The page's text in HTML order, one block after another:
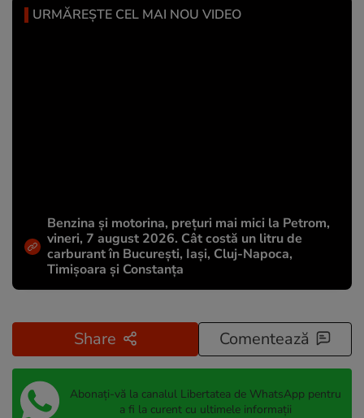
URMĂREȘTE CEL MAI NOU VIDEO
Benzina și motorina, prețuri mai mici la Petrom,
vineri, 7 august 2026. Cât costă un litru de
carburant în București, Iași, Cluj-Napoca,
Timișoara și Constanța
Share Comentează
Abonați-vă la canalul Libertatea de WhatsApp pentru
a fi la curent cu ultimele informații